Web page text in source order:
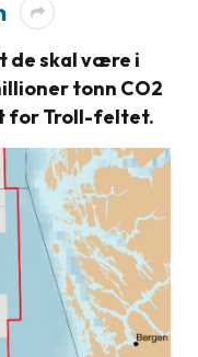
de skal være i
tonn CO2
for Troll-feltet.